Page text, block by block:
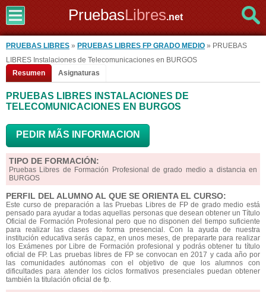
PruebasLibres.net
PRUEBAS LIBRES » PRUEBAS LIBRES FP GRADO MEDIO » PRUEBAS
LIBRES Instalaciones de Telecomunicaciones en BURGOS
Resumen
Asignaturas
PRUEBAS LIBRES INSTALACIONES DE
TELECOMUNICACIONES EN BURGOS
PEDIR MÃS INFORMACION
TIPO DE FORMACIÓN:
Pruebas Libres de Formación Profesional de grado medio a distancia en
BURGOS
PERFIL DEL ALUMNO AL QUE SE ORIENTA EL CURSO:
Este curso de preparación a las Pruebas Libres de FP de grado medio está
pensado para ayudar a todas aquellas personas que desean obtener un Título
Oficial de Formación Profesional pero que no disponen del tiempo suficiente
para realizar las clases de forma presencial. Con la ayuda de nuestra
institución educativa serás capaz, en unos meses, de prepararte para realizar
los Exámenes por Libre de Formación profesional y podrás obtener tu título
oficial de FP. Las pruebas libres de FP se convocan en 2017 y cada año por
las comunidades autónomas con el objetivo de que los alumnos con
dificultades para atender los ciclos formativos presenciales puedan obtener
también la titulación oficial de fp.